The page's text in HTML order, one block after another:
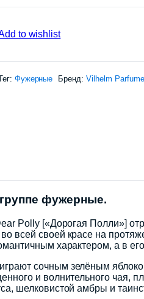
to wishlist
Фужерные Бренд:Vilhelm
фужерные.
Polly [«Дорогая Полли»]
всей своей красе на
характером, а в
сочным зелёным
и волнительного
шелковистой амбры и